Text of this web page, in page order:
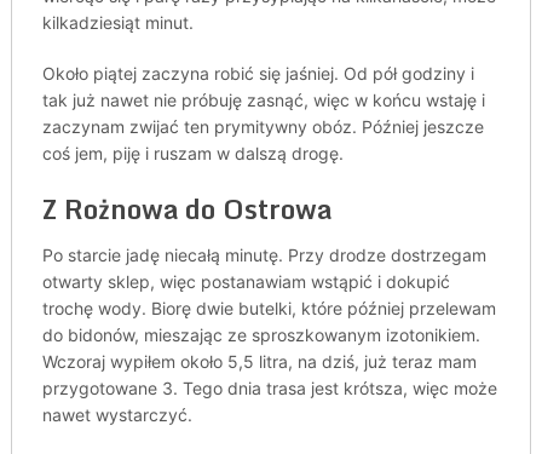
kilkadziesiąt minut.
Około piątej zaczyna robić się jaśniej. Od pół godziny i
tak już nawet nie próbuję zasnąć, więc w końcu wstaję i
zaczynam zwijać ten prymitywny obóz. Później jeszcze
coś jem, piję i ruszam w dalszą drogę.
Z Rożnowa do Ostrowa
Po starcie jadę niecałą minutę. Przy drodze dostrzegam
otwarty sklep, więc postanawiam wstąpić i dokupić
trochę wody. Biorę dwie butelki, które później przelewam
do bidonów, mieszając ze sproszkowanym izotonikiem.
Wczoraj wypiłem około 5,5 litra, na dziś, już teraz mam
przygotowane 3. Tego dnia trasa jest krótsza, więc może
nawet wystarczyć.